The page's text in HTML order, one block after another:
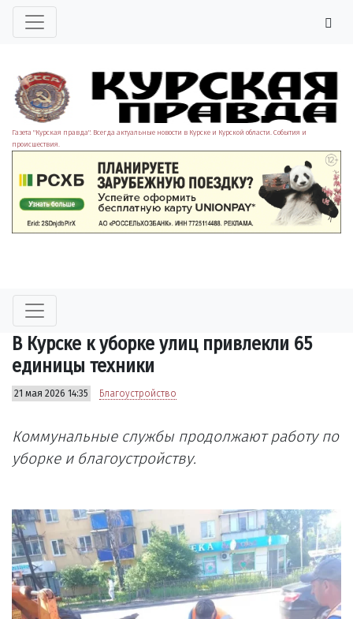
Газета "Курская правда". Всегда актуальные новости в Курске и Курской области. События и
происшествия.
В Курске к уборке улиц привлекли 65
единицы техники
21 мая 2026 14:35 Благоустройство
Коммунальные службы продолжают работу по
уборке и благоустройству.